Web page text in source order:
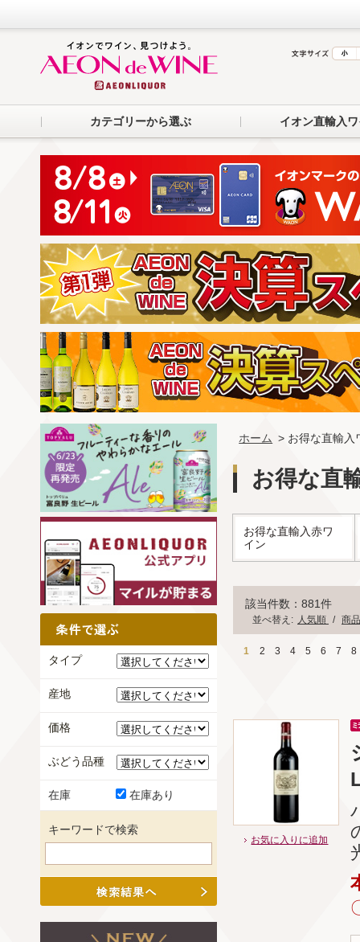
カテゴリーから選ぶ イオン直輸入
ホーム > お得な直輸入
お得な直
お得な直輸入赤ワ
イン
該当件数：881件
並べ替え: 人気順 / 商
1 2 3 4 5 6 7 8
お気に入りに追加
タイプ
産地
価格
ぶどう品種
在庫 在庫あり
キーワードで検索